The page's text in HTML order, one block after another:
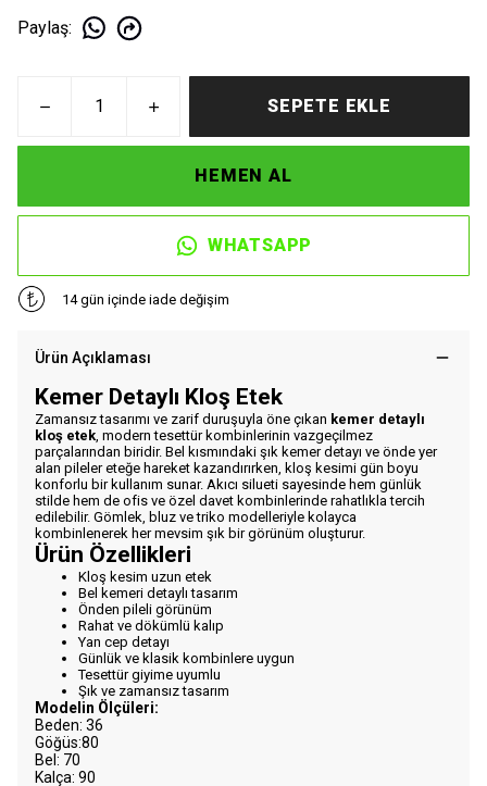
Paylaş:
SEPETE EKLE
HEMEN AL
WHATSAPP
14 gün içinde iade değişim
Ürün Açıklaması
Kemer Detaylı Kloş Etek
Zamansız tasarımı ve zarif duruşuyla öne çıkan kemer detaylı
kloş etek, modern tesettür kombinlerinin vazgeçilmez
parçalarından biridir. Bel kısmındaki şık kemer detayı ve önde yer
alan pileler eteğe hareket kazandırırken, kloş kesimi gün boyu
konforlu bir kullanım sunar. Akıcı silueti sayesinde hem günlük
stilde hem de ofis ve özel davet kombinlerinde rahatlıkla tercih
edilebilir. Gömlek, bluz ve triko modelleriyle kolayca
kombinlenerek her mevsim şık bir görünüm oluşturur.
Ürün Özellikleri
Kloş kesim uzun etek
Bel kemeri detaylı tasarım
Önden pileli görünüm
Rahat ve dökümlü kalıp
Yan cep detayı
Günlük ve klasik kombinlere uygun
Tesettür giyime uyumlu
Şık ve zamansız tasarım
Modelin Ölçüleri:
Beden: 36
Göğüs:80
Bel: 70
Kalça: 90